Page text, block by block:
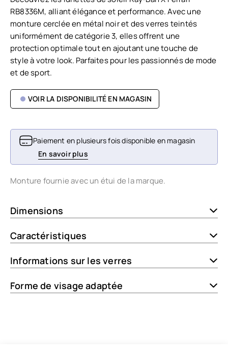
RB8336M, alliant élégance et performance. Avec une
monture cerclée en métal noir et des verres teintés
uniformément de catégorie 3, elles offrent une
protection optimale tout en ajoutant une touche de
style à votre look. Parfaites pour les passionnés de mode
et de sport.
VOIR LA DISPONIBILITÉ EN MAGASIN
Paiement en plusieurs fois disponible en magasin
En savoir plus
Monture fournie avec un étui de la marque.
Dimensions
Caractéristiques
Informations sur les verres
Forme de visage adaptée